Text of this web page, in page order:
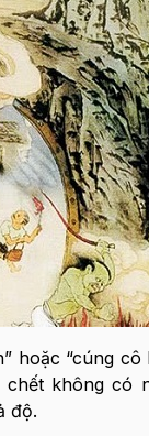
hoặc “cúng
không
độ.